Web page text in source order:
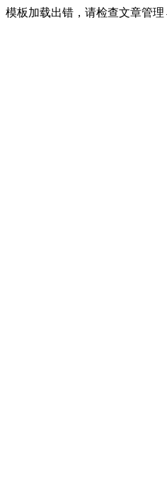
模板加载出错，请检查文章管